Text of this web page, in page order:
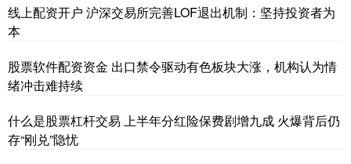
线上配资开户 沪深交易所完善LOF退出机制：坚持投资者为
本
股票软件配资资金 出口禁令驱动有色板块大涨，机构认为情
绪冲击难持续
什么是股票杠杆交易 上半年分红险保费剧增九成 火爆背后仍
存“刚兑”隐忧